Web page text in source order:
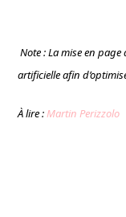
Note : La mise en page
artificielle afin
À lire :Martin Perizzolo